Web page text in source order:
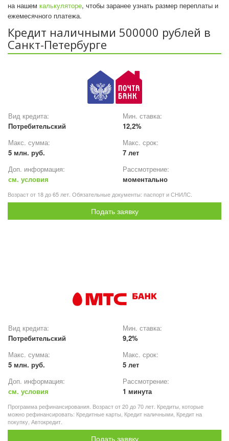
на нашем калькуляторе, чтобы заранее узнать размер переплаты и
ежемесячного платежа.
Кредит наличными 500000 рублей в
Санкт-Петербурге
Вид кредита:
Потребительский
Мин. ставка:
12,2%
Макс. сумма:
5 млн. руб.
Макс. срок:
7 лет
Доп. информация:
см. условия
Рассмотрение:
моментально
Возраст от 18 до 65 лет. Обязательные документы: паспорт и СНИЛС.
Подать заявку
Вид кредита:
Потребительский
Мин. ставка:
9,2%
Макс. сумма:
5 млн. руб.
Макс. срок:
5 лет
Доп. информация:
см. условия
Рассмотрение:
1 минута
Программа рефинансирования. Возраст от 20 до 70 лет. Кредиты, которые
можно рефинансировать: Кредитные карты, Кредит наличными, Кредит на
покупку, Автокредит.
Подать заявку